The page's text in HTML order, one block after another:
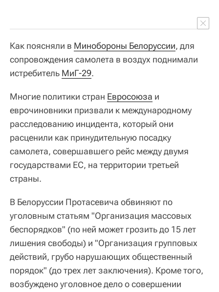
Как поясняли в Минобороны Белоруссии, для
сопровождения самолета в воздух поднимали
истребитель МиГ-29.
Многие политики стран Евросоюза и
еврочиновники призвали к международному
расследованию инцидента, который они
расценили как принудительную посадку
самолета, совершавшего рейс между двумя
государствами ЕС, на территории третьей
страны.
В Белоруссии Протасевича обвиняют по
уголовным статьям "Организация массовых
беспорядков" (по ней может грозить до 15 лет
лишения свободы) и "Организация групповых
действий, грубо нарушающих общественный
порядок" (до трех лет заключения). Кроме того,
возбуждено уголовное дело о совершении